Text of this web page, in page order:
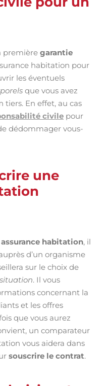
première garantie
habitation pour
les éventuels
que vous avez
tiers. En effet, au cas
civile pour
dédommager vous-
une
assurance habitation, il
d’un organisme
sur le choix de
. Il vous
concernant la
et les offres
que vous aurez
un comparateur
vous aidera dans
souscrire le contrat.